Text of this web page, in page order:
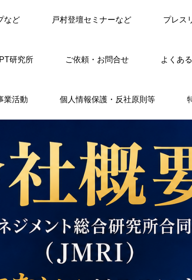
など 戸村登壇セミナーなど プレス
研究所 ご依頼・お問合せ よくあ
業活動 個人情報保護・反社原則等